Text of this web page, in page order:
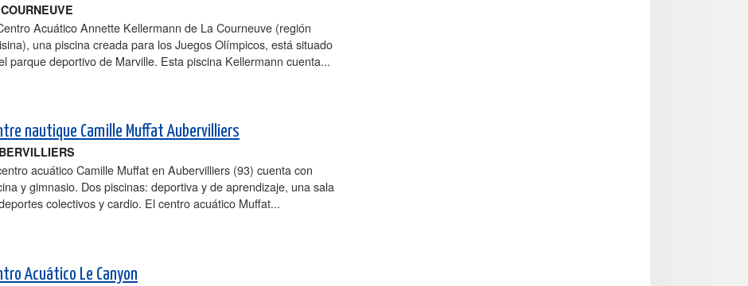
Acuático Annette Kellermann de La Courneuve (región
una piscina creada para los Juegos Olímpicos, está situado
parque deportivo de Marville. Esta piscina Kellermann cuenta...
nautique Camille Muffat Aubervilliers
acuático Camille Muffat en Aubervilliers (93) cuenta con
y gimnasio. Dos piscinas: deportiva y de aprendizaje, una sala
colectivos y cardio. El centro acuático Muffat...
Acuático Le Canyon